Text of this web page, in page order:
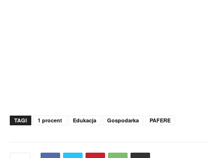
TAGI 1 procent Edukacja Gospodarka PAFERE